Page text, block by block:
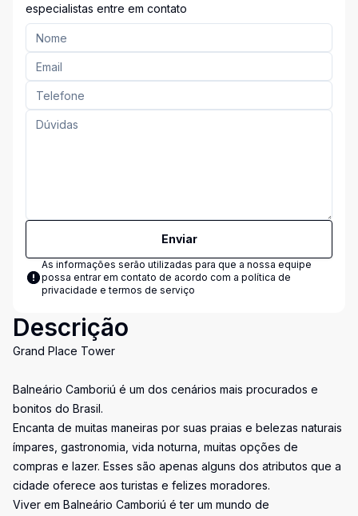
especialistas entre em contato
Enviar
As informações serão utilizadas para que a nossa equipe
possa entrar em contato de acordo com a política de
privacidade e termos de serviço
Descrição
Grand Place Tower
Balneário Camboriú é um dos cenários mais procurados e
bonitos do Brasil.
Encanta de muitas maneiras por suas praias e belezas naturais
ímpares, gastronomia, vida noturna, muitas opções de
compras e lazer. Esses são apenas alguns dos atributos que a
cidade oferece aos turistas e felizes moradores.
Viver em Balneário Camboriú é ter um mundo de